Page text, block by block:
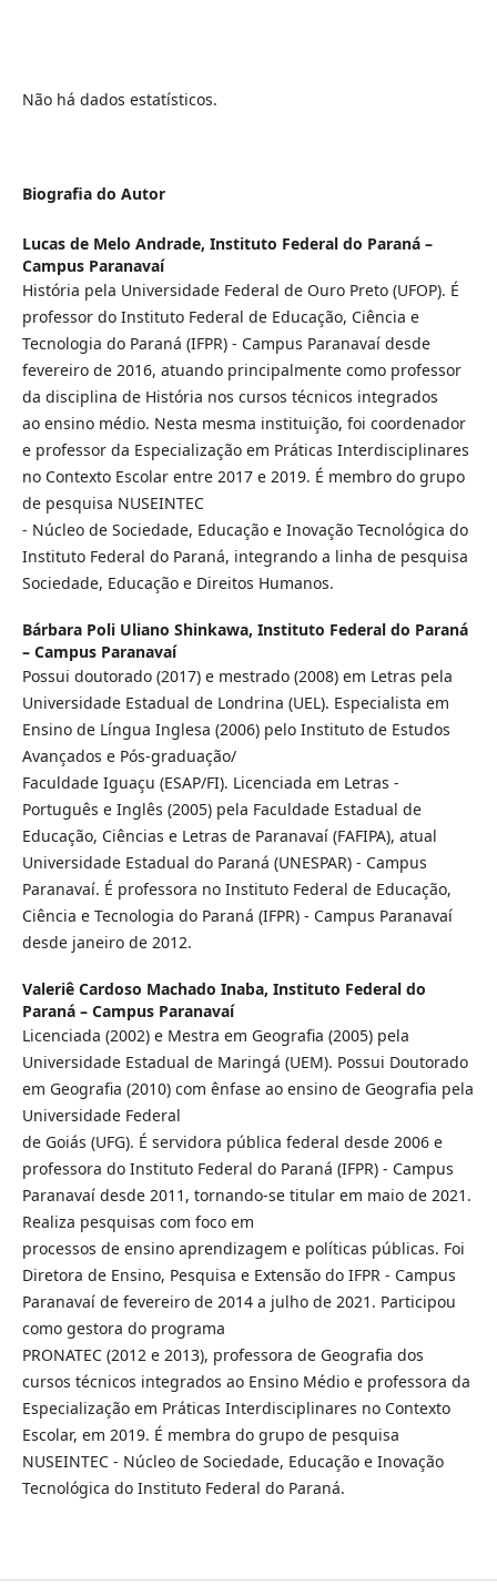
Não há dados estatísticos.
Biografia do Autor
Lucas de Melo Andrade, Instituto Federal do Paraná –
Campus Paranavaí
História pela Universidade Federal de Ouro Preto (UFOP). É
professor do Instituto Federal de Educação, Ciência e
Tecnologia do Paraná (IFPR) - Campus Paranavaí desde
fevereiro de 2016, atuando principalmente como professor
da disciplina de História nos cursos técnicos integrados
ao ensino médio. Nesta mesma instituição, foi coordenador
e professor da Especialização em Práticas Interdisciplinares
no Contexto Escolar entre 2017 e 2019. É membro do grupo
de pesquisa NUSEINTEC
- Núcleo de Sociedade, Educação e Inovação Tecnológica do
Instituto Federal do Paraná, integrando a linha de pesquisa
Sociedade, Educação e Direitos Humanos.
Bárbara Poli Uliano Shinkawa, Instituto Federal do Paraná
– Campus Paranavaí
Possui doutorado (2017) e mestrado (2008) em Letras pela
Universidade Estadual de Londrina (UEL). Especialista em
Ensino de Língua Inglesa (2006) pelo Instituto de Estudos
Avançados e Pós-graduação/
Faculdade Iguaçu (ESAP/FI). Licenciada em Letras -
Português e Inglês (2005) pela Faculdade Estadual de
Educação, Ciências e Letras de Paranavaí (FAFIPA), atual
Universidade Estadual do Paraná (UNESPAR) - Campus
Paranavaí. É professora no Instituto Federal de Educação,
Ciência e Tecnologia do Paraná (IFPR) - Campus Paranavaí
desde janeiro de 2012.
Valeriê Cardoso Machado Inaba, Instituto Federal do
Paraná – Campus Paranavaí
Licenciada (2002) e Mestra em Geografia (2005) pela
Universidade Estadual de Maringá (UEM). Possui Doutorado
em Geografia (2010) com ênfase ao ensino de Geografia pela
Universidade Federal
de Goiás (UFG). É servidora pública federal desde 2006 e
professora do Instituto Federal do Paraná (IFPR) - Campus
Paranavaí desde 2011, tornando-se titular em maio de 2021.
Realiza pesquisas com foco em
processos de ensino aprendizagem e políticas públicas. Foi
Diretora de Ensino, Pesquisa e Extensão do IFPR - Campus
Paranavaí de fevereiro de 2014 a julho de 2021. Participou
como gestora do programa
PRONATEC (2012 e 2013), professora de Geografia dos
cursos técnicos integrados ao Ensino Médio e professora da
Especialização em Práticas Interdisciplinares no Contexto
Escolar, em 2019. É membra do grupo de pesquisa
NUSEINTEC - Núcleo de Sociedade, Educação e Inovação
Tecnológica do Instituto Federal do Paraná.